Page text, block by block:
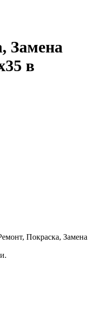
Замена
в
Покраска, Замена